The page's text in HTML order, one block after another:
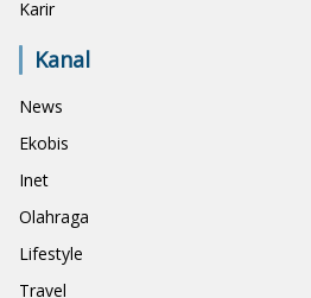
Karir
Kanal
News
Ekobis
Inet
Olahraga
Lifestyle
Travel